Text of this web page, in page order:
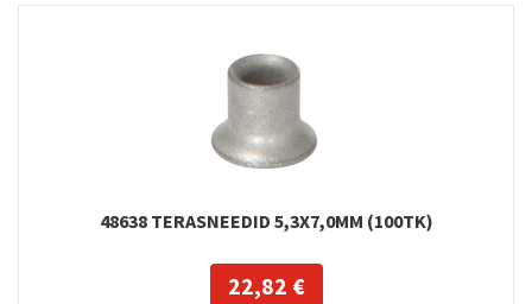
48638 TERASNEEDID 5,3X7,0MM (100TK)
22,82 €